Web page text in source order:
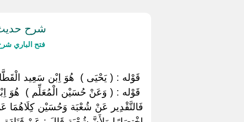
شرح
فتح الباري
‏قَوْله : ( يَحْيَى ) ‏ ‏هُوَ اِبْن سَعِيد
‏قَوْله : ( وَعَنْ حُسَيْن الْمُعَلِّم )
فَالتَّقْدِير عَنْ شُعْبَة وَحُسَيْن كِلَاهُمَا